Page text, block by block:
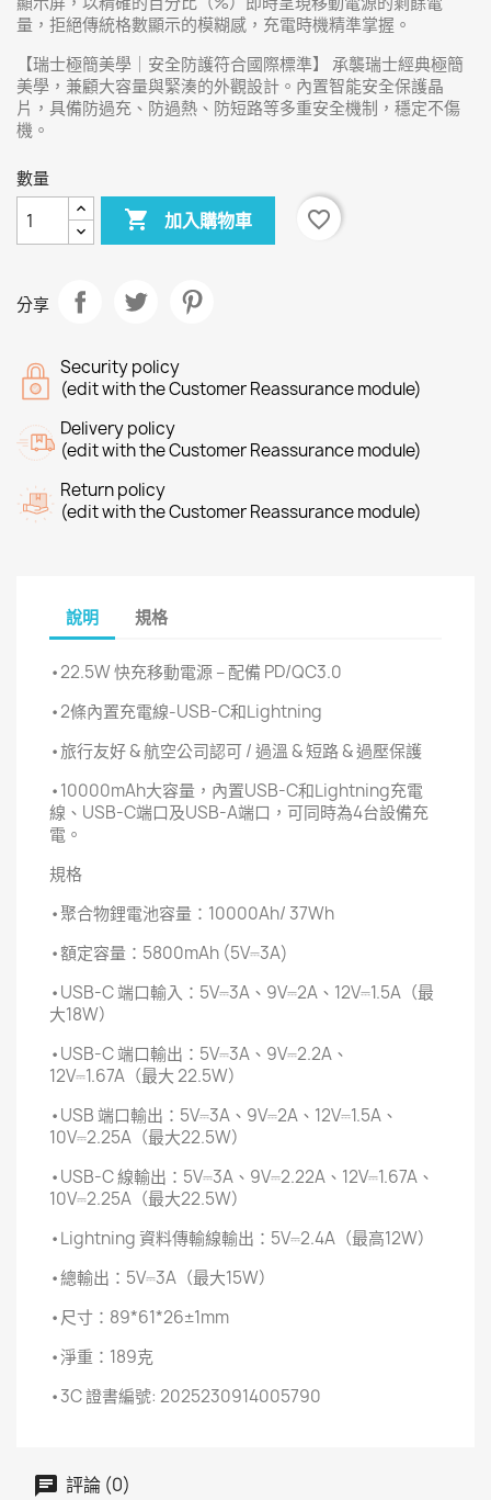
量，拒絕傳統格數顯示的模糊感，充電時機精準掌握。
【瑞士極簡美學｜安全防護符合國際標準】 承襲瑞士經典極簡
美學，兼顧大容量與緊湊的外觀設計。內置智能安全保護晶
片，具備防過充、防過熱、防短路等多重安全機制，穩定不傷
機。
數量
 加入購物車 favorite_border
分享
Security policy
(edit with the Customer Reassurance module)
Delivery policy
(edit with the Customer Reassurance module)
Return policy
(edit with the Customer Reassurance module)
說明 規格
•22.5W 快充移動電源 – 配備 PD/QC3.0
•2條內置充電線-USB-C和Lightning
•旅行友好 & 航空公司認可 / 過溫 & 短路 & 過壓保護
•10000mAh大容量，內置USB-C和Lightning充電
線、USB-C端口及USB-A端口，可同時為4台設備充
電。
規格
•聚合物鋰電池容量：10000Ah/ 37Wh
•額定容量：5800mAh (5V⎓3A)
•USB-C 端口輸入：5V⎓3A、9V⎓2A、12V⎓1.5A（最
大18W）
•USB-C 端口輸出：5V⎓3A、9V⎓2.2A、
12V⎓1.67A（最大 22.5W）
•USB 端口輸出：5V⎓3A、9V⎓2A、12V⎓1.5A、
10V⎓2.25A（最大22.5W）
•USB-C 線輸出：5V⎓3A、9V⎓2.22A、12V⎓1.67A、
10V⎓2.25A（最大22.5W）
•Lightning 資料傳輸線輸出：5V⎓2.4A（最高12W）
•總輸出：5V⎓3A（最大15W）
•尺寸：89*61*26±1mm
•淨重：189克
•3C 證書編號: 2025230914005790
評論 (0)